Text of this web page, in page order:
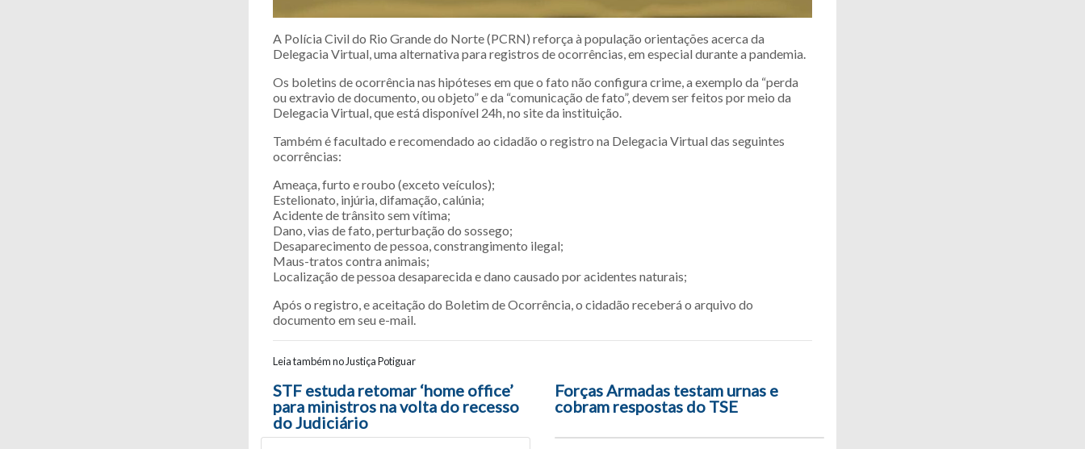
A Polícia Civil do Rio Grande do Norte (PCRN) reforça à população orientações acerca da
Delegacia Virtual, uma alternativa para registros de ocorrências, em especial durante a pandemia.
Os boletins de ocorrência nas hipóteses em que o fato não configura crime, a exemplo da “perda
ou extravio de documento, ou objeto” e da “comunicação de fato”, devem ser feitos por meio da
Delegacia Virtual, que está disponível 24h, no site da instituição.
Também é facultado e recomendado ao cidadão o registro na Delegacia Virtual das seguintes
ocorrências:
Ameaça, furto e roubo (exceto veículos);
Estelionato, injúria, difamação, calúnia;
Acidente de trânsito sem vítima;
Dano, vias de fato, perturbação do sossego;
Desaparecimento de pessoa, constrangimento ilegal;
Maus-tratos contra animais;
Localização de pessoa desaparecida e dano causado por acidentes naturais;
Após o registro, e aceitação do Boletim de Ocorrência, o cidadão receberá o arquivo do
documento em seu e-mail.
Leia também no Justiça Potiguar
Navegação entre posts
STF estuda retomar ‘home office’
para ministros na volta do recesso
do Judiciário
Forças Armadas testam urnas e
cobram respostas do TSE